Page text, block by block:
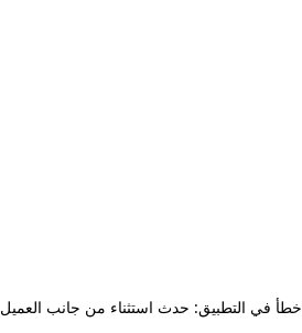
خطأ في التطبيق: حدث استثناء من جانب العميل